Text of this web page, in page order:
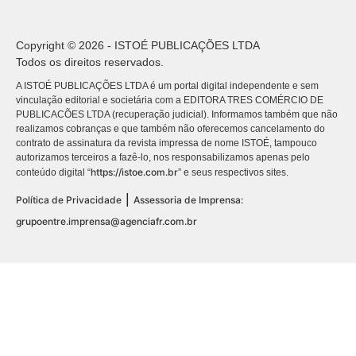
Copyright © 2026 - ISTOÉ PUBLICAÇÕES LTDA
Todos os direitos reservados.
A ISTOÉ PUBLICAÇÕES LTDA é um portal digital independente e sem
vinculação editorial e societária com a EDITORA TRES COMÉRCIO DE
PUBLICACÕES LTDA (recuperação judicial). Informamos também que não
realizamos cobranças e que também não oferecemos cancelamento do
contrato de assinatura da revista impressa de nome ISTOÉ, tampouco
autorizamos terceiros a fazê-lo, nos responsabilizamos apenas pelo
conteúdo digital “https://istoe.com.br” e seus respectivos sites.
Política de Privacidade
Assessoria de Imprensa:
grupoentre.imprensa@agenciafr.com.br